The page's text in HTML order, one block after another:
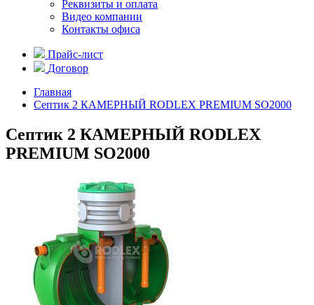
Реквизиты и оплата
Видео компании
Контакты офиса
Прайс-лист
Договор
Главная
Септик 2 КАМЕРНЫЙ RODLEX PREMIUM SO2000
Септик 2 КАМЕРНЫЙ RODLEX
PREMIUM SO2000